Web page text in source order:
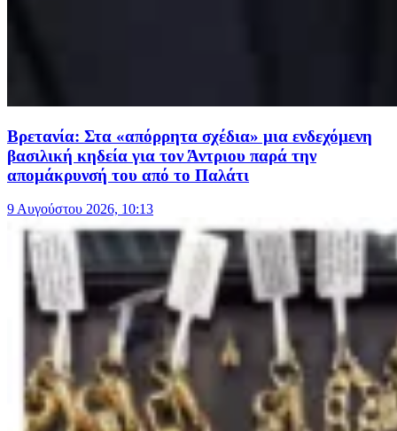
Βρετανία: Στα «απόρρητα σχέδια» μια ενδεχόμενη
βασιλική κηδεία για τον Άντριου παρά την
απομάκρυνσή του από το Παλάτι
9 Αυγούστου 2026, 10:13